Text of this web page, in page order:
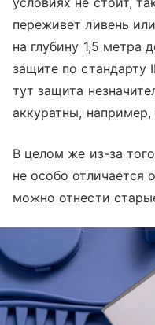
переживет ливень
на глубину 1,5 метра
защите по стандарту
тут защита
аккуратны, например,
В целом же из-за
не особо отличается
можно отнести